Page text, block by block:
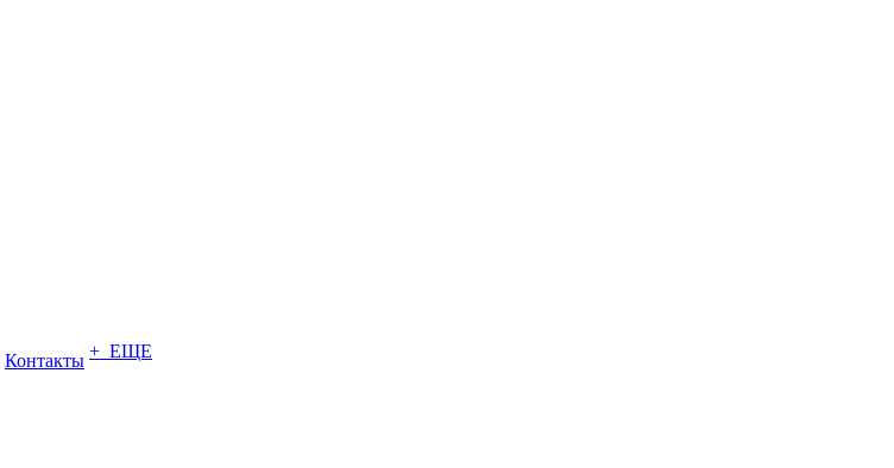
Контакты + ЕЩЕ